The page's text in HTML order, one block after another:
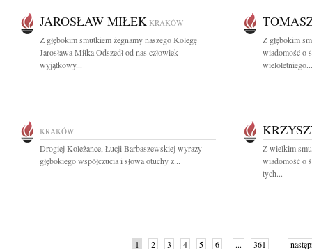
JAROSŁAW MIŁEK KRAKÓW
Z głębokim smutkiem żegnamy naszego Kolegę
Jarosława Miłka Odszedł od nas człowiek
wyjątkowy...
Z głębokim
wiadomość o
wieloletniego...
KRAKÓW
Drogiej Koleżance, Łucji Barbaszewskiej wyrazy
głębokiego współczucia i słowa otuchy z...
Z wielkim
wiadomość o
tych...
1 2 3 4 5 6 ... 361